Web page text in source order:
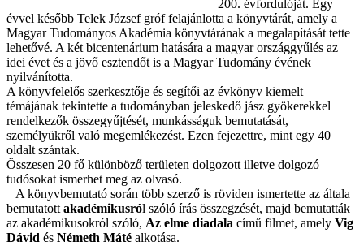
200. évfordulóját. Egy
évvel később Telek József gróf felajánlotta a könyvtárát, amely a
Magyar Tudományos Akadémia könyvtárának a megalapítását tette
lehetővé. A két bicentenárium hatására a magyar országgyűlés az
idei évet és a jövő esztendőt is a Magyar Tudomány évének
nyilvánította.
A könyvfelelős szerkesztője és segítői az évkönyv kiemelt
témájának tekintette a tudományban jeleskedő jász gyökerekkel
rendelkezők összegyűjtését, munkásságuk bemutatását,
személyükről való megemlékezést. Ezen fejezettre, mint egy 40
oldalt szántak.
Összesen 20 fő különböző területen dolgozott illetve dolgozó
tudósokat ismerhet meg az olvasó.
A könyvbemutató során több szerző is röviden ismertette az általa
bemutatott akadémikusról szóló írás összegzését, majd bemutatták
az akadémikusokról szóló, Az elme diadala című filmet, amely Vig
Dávid és Németh Máté alkotása.